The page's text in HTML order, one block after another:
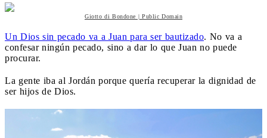
Giotto di Bondone | Public Domain
Un Dios sin pecado va a Juan para ser bautizado. No va a
confesar ningún pecado, sino a dar lo que Juan no puede
procurar.
La gente iba al Jordán porque quería recuperar la dignidad de
ser hijos de Dios.